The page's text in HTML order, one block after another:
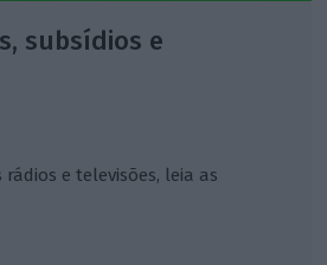
subsídios e
e televisões, leia as